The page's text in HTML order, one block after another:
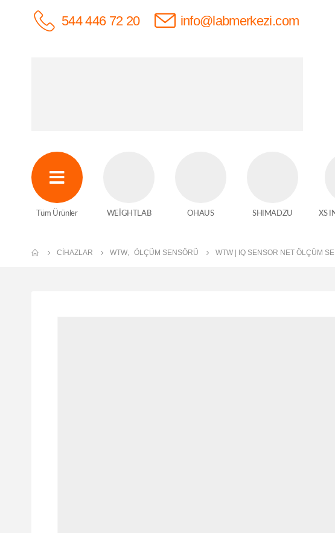
info@labmerkezi.com
544 446 72 20
Tüm Ürünler WEİGHTLAB OHAUS SHIMADZU XS
CIHAZLAR WTW ÖLÇÜM SENSÖRÜ WTW | IQ SENSOR NET ÖLÇÜM